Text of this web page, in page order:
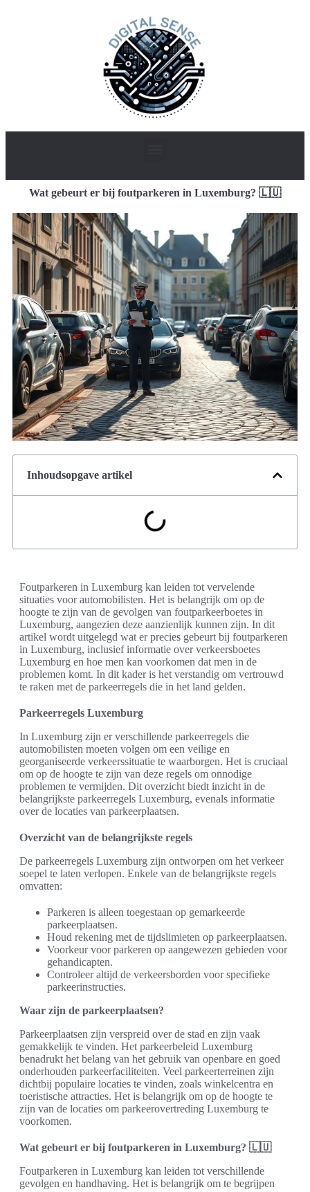
Wat gebeurt er bij foutparkeren in Luxemburg? 🇱🇺
Inhoudsopgave artikel
Foutparkeren in Luxemburg kan leiden tot vervelende
situaties voor automobilisten. Het is belangrijk om op de
hoogte te zijn van de gevolgen van foutparkeerboetes in
Luxemburg, aangezien deze aanzienlijk kunnen zijn. In dit
artikel wordt uitgelegd wat er precies gebeurt bij foutparkeren
in Luxemburg, inclusief informatie over verkeersboetes
Luxemburg en hoe men kan voorkomen dat men in de
problemen komt. In dit kader is het verstandig om vertrouwd
te raken met de parkeerregels die in het land gelden.
Parkeerregels Luxemburg
In Luxemburg zijn er verschillende parkeerregels die
automobilisten moeten volgen om een veilige en
georganiseerde verkeerssituatie te waarborgen. Het is cruciaal
om op de hoogte te zijn van deze regels om onnodige
problemen te vermijden. Dit overzicht biedt inzicht in de
belangrijkste parkeerregels Luxemburg, evenals informatie
over de locaties van parkeerplaatsen.
Overzicht van de belangrijkste regels
De parkeerregels Luxemburg zijn ontworpen om het verkeer
soepel te laten verlopen. Enkele van de belangrijkste regels
omvatten:
Parkeren is alleen toegestaan op gemarkeerde
parkeerplaatsen.
Houd rekening met de tijdslimieten op parkeerplaatsen.
Voorkeur voor parkeren op aangewezen gebieden voor
gehandicapten.
Controleer altijd de verkeersborden voor specifieke
parkeerinstructies.
Waar zijn de parkeerplaatsen?
Parkeerplaatsen zijn verspreid over de stad en zijn vaak
gemakkelijk te vinden. Het parkeerbeleid Luxemburg
benadrukt het belang van het gebruik van openbare en goed
onderhouden parkeerfaciliteiten. Veel parkeerterreinen zijn
dichtbij populaire locaties te vinden, zoals winkelcentra en
toeristische attracties. Het is belangrijk om op de hoogte te
zijn van de locaties om parkeerovertreding Luxemburg te
voorkomen.
Wat gebeurt er bij foutparkeren in Luxemburg? 🇱🇺
Foutparkeren in Luxemburg kan leiden tot verschillende
gevolgen en handhaving. Het is belangrijk om te begrijpen